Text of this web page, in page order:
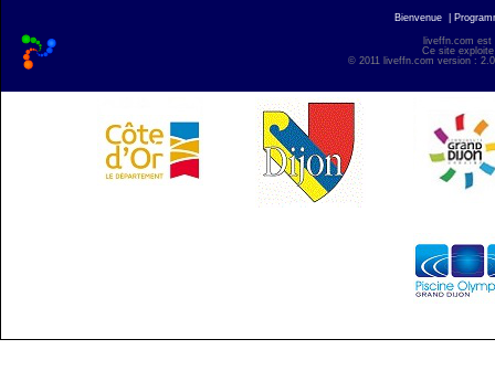
Bienvenue
liveffn.com est
Ce site
© 2011 liveffn.com version :